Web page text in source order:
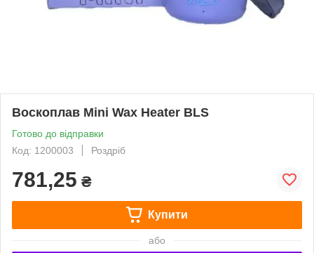
Воскоплав Mini Wax Heater BLS
Готово до відправки
Код: 1200003
Роздріб
781,25 ₴
Купити
або